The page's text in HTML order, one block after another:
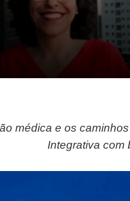
médica e os
Integrativa com